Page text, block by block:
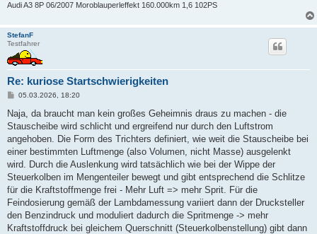
Audi A3 8P 06/2007 Moroblauperleffekt 160.000km 1,6 102PS
StefanF
Testfahrer
Re: kuriose Startschwierigkeiten
B
i
r
a
g
05.03.2026, 18:20
Naja, da braucht man kein großes Geheimnis draus zu machen - die
Stauscheibe wird schlicht und ergreifend nur durch den Luftstrom
angehoben. Die Form des Trichters definiert, wie weit die Stauscheibe bei
einer bestimmten Luftmenge (also Volumen, nicht Masse) ausgelenkt
wird. Durch die Auslenkung wird tatsächlich wie bei der Wippe der
Steuerkolben im Mengenteiler bewegt und gibt entsprechend die Schlitze
für die Kraftstoffmenge frei - Mehr Luft => mehr Sprit. Für die
Feindosierung gemäß der Lambdamessung variiert dann der Drucksteller
den Benzindruck und moduliert dadurch die Spritmenge -> mehr
Kraftstoffdruck bei gleichem Querschnitt (Steuerkolbenstellung) gibt dann